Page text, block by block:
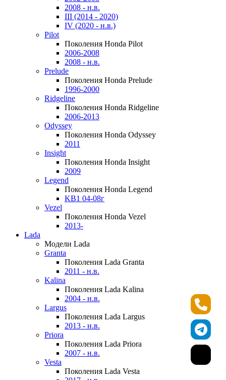
2008 - н.в.
III (2014 - 2020)
IV (2020 - н.в.)
Pilot
Поколения Honda Pilot
2006-2008
2008 - н.в.
Prelude
Поколения Honda Prelude
1996-2000
Ridgeline
Поколения Honda Ridgeline
2006-2013
Odyssey
Поколения Honda Odyssey
2011
Insight
Поколения Honda Insight
2009
Legend
Поколения Honda Legend
KB1 04-08г
Vezel
Поколения Honda Vezel
2013-
Lada
Модели Lada
Granta
Поколения Lada Granta
2011 - н.в.
Kalina
Поколения Lada Kalina
2004 - н.в.
Largus
Поколения Lada Largus
2013 - н.в.
Priora
Поколения Lada Priora
2007 - н.в.
Vesta
Поколения Lada Vesta